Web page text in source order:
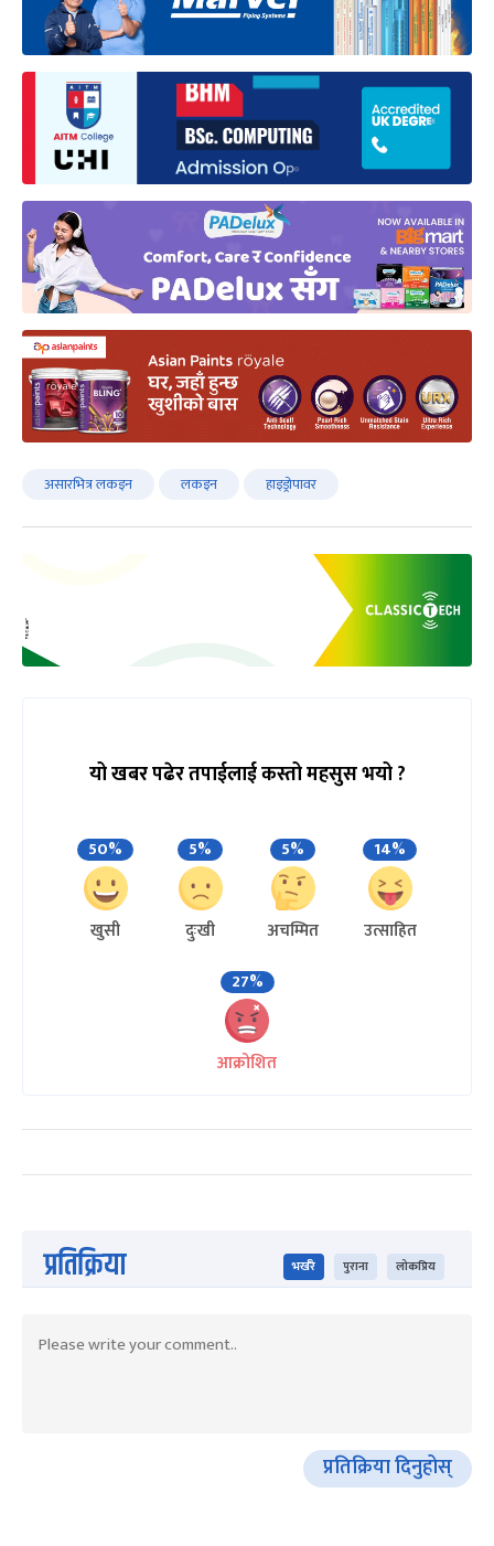
असारभित्र लकइन लकइन हाइड्रोपावर
यो खबर पढेर तपाईलाई कस्तो महसुस भयो ?
50%
खुसी
5%
दुःखी
5%
अचम्मित
14%
उत्साहित
27%
आक्रोशित
प्रतिक्रिया भर्खरै पुराना लोकप्रिय
प्रतिक्रिया दिनुहोस्